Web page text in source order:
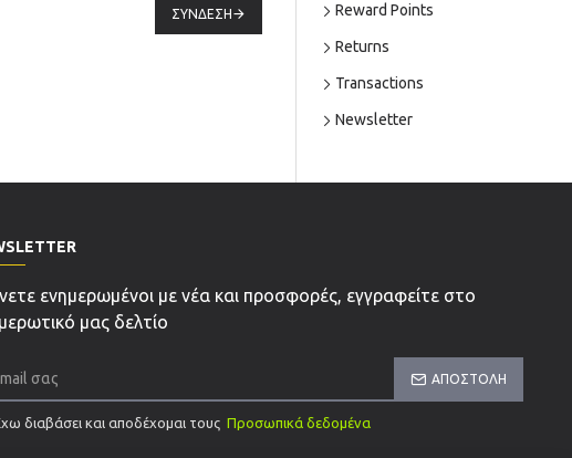
ΣΎΝΔΕΣΗ Reward Points
Returns
Transactions
Newsletter
ενημερωμένοι με νέα και προσφορές, εγγραφείτε στο
μας δελτίο
ΑΠΟΣΤΟΛΉ
διαβάσει και αποδέχομαι τους Προσωπικά δεδομένα